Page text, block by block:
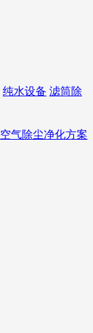
纯水设备 滤筒除
空气除尘净化方案